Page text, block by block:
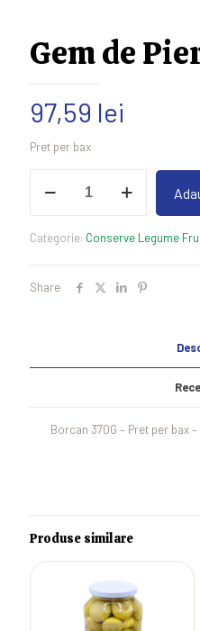
Gem de
97,59 lei
Pret per bax
Gem
370G
Categorie: Conserve Legume
Share
Borcan 370G – Pret per bax
Produse similare